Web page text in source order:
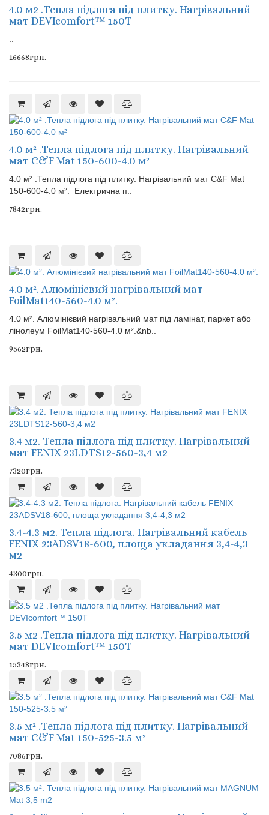
4.0 м2 .Тепла підлога під плитку. Нагрівальний
мат DEVIcomfort™ 150T
16668грн.
4.0 м² .Тепла підлога під плитку. Нагрівальний
мат C&F Mat 150-600-4.0 м²
4.0 м² .Тепла підлога під плитку. Нагрівальний мат C&F Mat
150-600-4.0 м². Електрична п..
7842грн.
4.0 м². Алюмінієвий нагрівальний мат
FoilMat140-560-4.0 м².
4.0 м². Алюмінієвий нагрівальний мат під ламінат, паркет або
лінолеум FoilMat140-560-4.0 м².&nb..
9562грн.
3.4 м2. Тепла підлога під плитку. Нагрівальний
мат FENIX 23LDTS12-560-3,4 м2
7320грн.
3.4-4.3 м2. Тепла підлога. Нагрівальний кабель
FENIX 23ADSV18-600, площа укладання 3,4-4,3
м2
4300грн.
3.5 м2 .Тепла підлога під плитку. Нагрівальний
мат DEVIcomfort™ 150T
15348грн.
3.5 м² .Тепла підлога під плитку. Нагрівальний
мат C&F Mat 150-525-3.5 м²
7086грн.